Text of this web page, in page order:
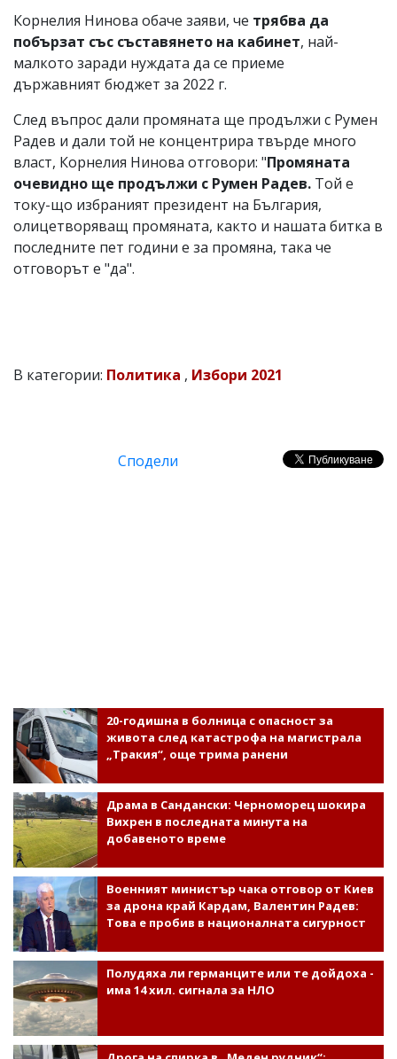
Корнелия Нинова обаче заяви, че трябва да
побързат със съставянето на кабинет, най-
малкото заради нуждата да се приеме
държавният бюджет за 2022 г.
След въпрос дали промяната ще продължи с Румен
Радев и дали той не концентрира твърде много
власт, Корнелия Нинова отговори: "Промяната
очевидно ще продължи с Румен Радев. Той е
току-що избраният президент на България,
олицетворяващ промяната, както и нашата битка в
последните пет години е за промяна, така че
отговорът е "да".
В категории: Политика , Избори 2021
Сподели
20-годишна в болница с опасност за
живота след катастрофа на магистрала
„Тракия“, още трима ранени
Драма в Сандански: Черноморец шокира
Вихрен в последната минута на
добавеното време
Военният министър чака отговор от Киев
за дрона край Кардам, Валентин Радев:
Това е пробив в националната сигурност
Полудяха ли германците или те дойдоха -
има 14 хил. сигнала за НЛО